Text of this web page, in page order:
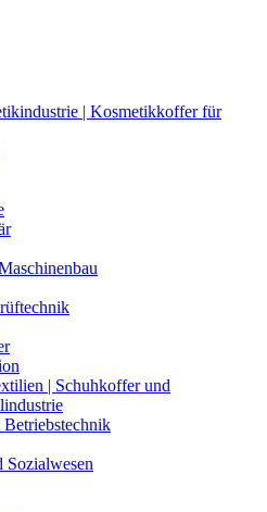
| Kosmetikkoffer für
| Schuhkoffer und
Sozialwesen